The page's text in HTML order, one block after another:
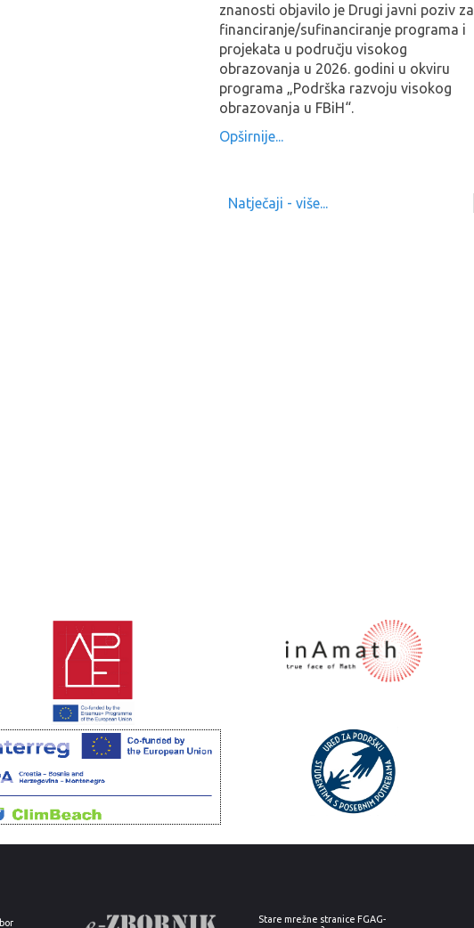
znanosti objavilo je Drugi javni poziv za
financiranje/sufinanciranje programa i
projekata u području visokog
obrazovanja u 2026. godini u okviru
programa „Podrška razvoju visokog
obrazovanja u FBiH“.
Opširnije...
Natječaji - više...
Stare mrežne stranice FGAG-